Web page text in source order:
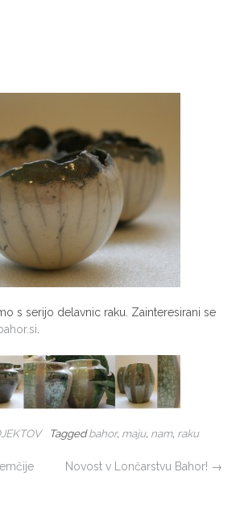
s serijo delavnic raku. Zainteresirani se
Taggedbahor, maju, nam, raku
Novost v Lončarstvu Bahor! →